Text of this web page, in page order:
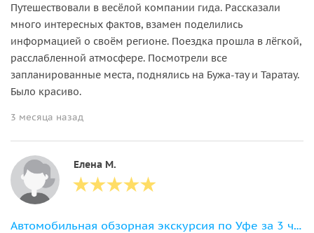
Путешествовали в весёлой компании гида. Рассказали
много интересных фактов, взамен поделились
информацией о своём регионе. Поездка прошла в лёгкой,
расслабленной атмосфере. Посмотрели все
запланированные места, поднялись на Бужа-тау и Таратау.
Было красиво.
3 месяца назад
Елена М.
Автомобильная обзорная экскурсия по Уфе за 3 часа с дегустацией мёда